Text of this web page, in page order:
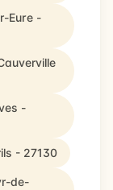
Eure -
-
- 27130
de-